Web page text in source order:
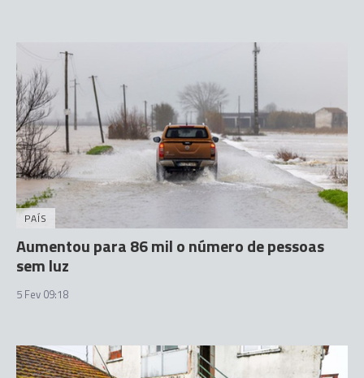
PAÍS
Aumentou para 86 mil o número de pessoas
sem luz
5 Fev 09:18